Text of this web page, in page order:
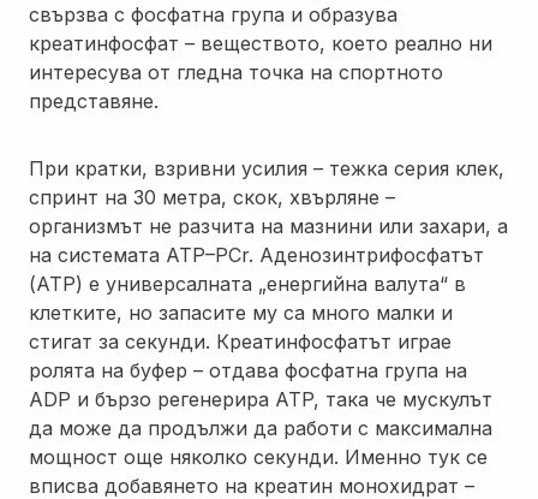
свързва с фосфатна група и образува
креатинфосфат – веществото, което реално ни
интересува от гледна точка на спортното
представяне.
При кратки, взривни усилия – тежка серия клек,
спринт на 30 метра, скок, хвърляне –
организмът не разчита на мазнини или захари, а
на системата ATP–PCr. Аденозинтрифосфатът
(ATP) е универсалната „енергийна валута“ в
клетките, но запасите му са много малки и
стигат за секунди. Креатинфосфатът играе
ролята на буфер – отдава фосфатна група на
ADP и бързо регенерира ATP, така че мускулът
да може да продължи да работи с максимална
мощност още няколко секунди. Именно тук се
вписва добавянето на креатин монохидрат –